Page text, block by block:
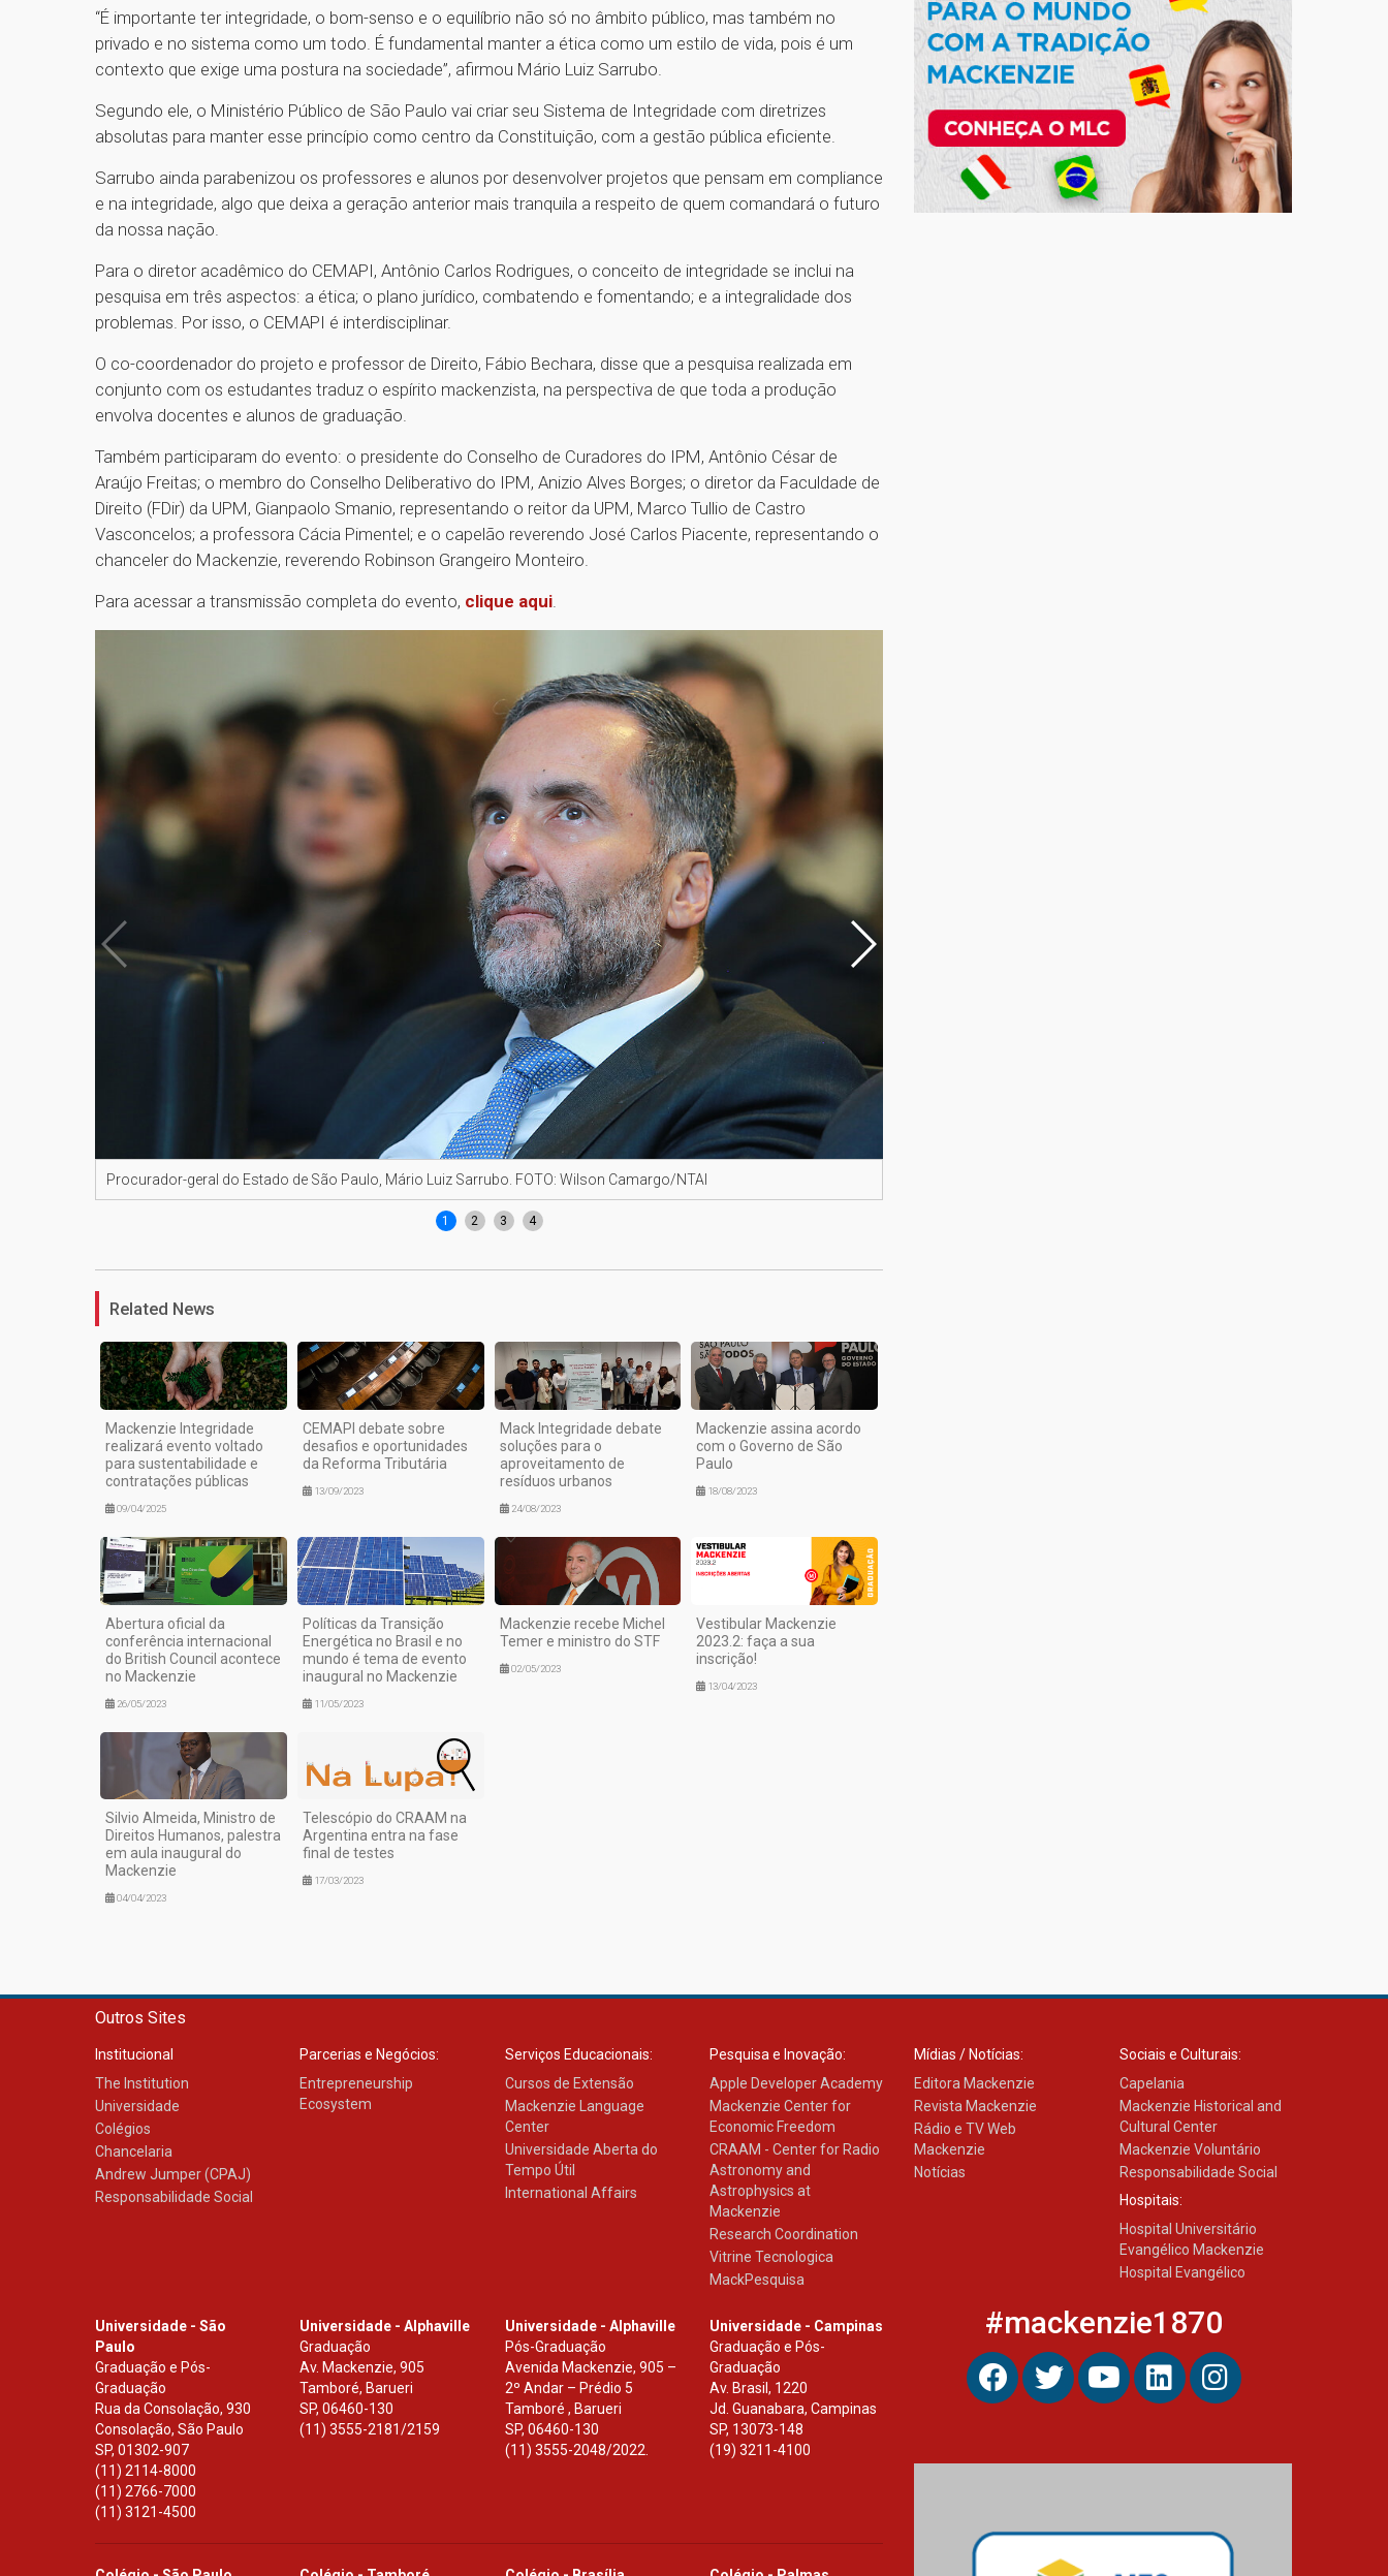
“É importante ter integridade, o bom-senso e o equilíbrio não só no âmbito público, mas também no
privado e no sistema como um todo. É fundamental manter a ética como um estilo de vida, pois é um
contexto que exige uma postura na sociedade”, afirmou Mário Luiz Sarrubo.
Segundo ele, o Ministério Público de São Paulo vai criar seu Sistema de Integridade com diretrizes
absolutas para manter esse princípio como centro da Constituição, com a gestão pública eficiente.
Sarrubo ainda parabenizou os professores e alunos por desenvolver projetos que pensam em compliance
e na integridade, algo que deixa a geração anterior mais tranquila a respeito de quem comandará o futuro
da nossa nação.
Para o diretor acadêmico do CEMAPI, Antônio Carlos Rodrigues, o conceito de integridade se inclui na
pesquisa em três aspectos: a ética; o plano jurídico, combatendo e fomentando; e a integralidade dos
problemas. Por isso, o CEMAPI é interdisciplinar.
O co-coordenador do projeto e professor de Direito, Fábio Bechara, disse que a pesquisa realizada em
conjunto com os estudantes traduz o espírito mackenzista, na perspectiva de que toda a produção
envolva docentes e alunos de graduação.
Também participaram do evento: o presidente do Conselho de Curadores do IPM, Antônio César de
Araújo Freitas; o membro do Conselho Deliberativo do IPM, Anizio Alves Borges; o diretor da Faculdade de
Direito (FDir) da UPM, Gianpaolo Smanio, representando o reitor da UPM, Marco Tullio de Castro
Vasconcelos; a professora Cácia Pimentel; e o capelão reverendo José Carlos Piacente, representando o
chanceler do Mackenzie, reverendo Robinson Grangeiro Monteiro.
Para acessar a transmissão completa do evento, clique aqui.
Procurador-geral do Estado de São Paulo, Mário Luiz Sarrubo. FOTO: Wilson Camargo/NTAI
1 2 3 4
Related News
Mackenzie Integridade
realizará evento voltado
para sustentabilidade e
contratações públicas
09/04/2025
CEMAPI debate sobre
desafios e oportunidades
da Reforma Tributária
13/09/2023
Mack Integridade debate
soluções para o
aproveitamento de
resíduos urbanos
24/08/2023
Mackenzie assina acordo
com o Governo de São
Paulo
18/08/2023
Abertura oficial da
conferência internacional
do British Council acontece
no Mackenzie
26/05/2023
Políticas da Transição
Energética no Brasil e no
mundo é tema de evento
inaugural no Mackenzie
11/05/2023
Mackenzie recebe Michel
Temer e ministro do STF
02/05/2023
Vestibular Mackenzie
2023.2: faça a sua
inscrição!
13/04/2023
Silvio Almeida, Ministro de
Direitos Humanos, palestra
em aula inaugural do
Mackenzie
04/04/2023
Telescópio do CRAAM na
Argentina entra na fase
final de testes
17/03/2023
Outros Sites
Institucional
The Institution
Universidade
Colégios
Chancelaria
Andrew Jumper (CPAJ)
Responsabilidade Social
Parcerias e Negócios:
Entrepreneurship
Ecosystem
Serviços Educacionais:
Cursos de Extensão
Mackenzie Language
Center
Universidade Aberta do
Tempo Útil
International Affairs
Pesquisa e Inovação:
Apple Developer Academy
Mackenzie Center for
Economic Freedom
CRAAM - Center for Radio
Astronomy and
Astrophysics at
Mackenzie
Research Coordination
Vitrine Tecnologica
MackPesquisa
Mídias / Notícias:
Editora Mackenzie
Revista Mackenzie
Rádio e TV Web
Mackenzie
Notícias
Sociais e Culturais:
Capelania
Mackenzie Historical and
Cultural Center
Mackenzie Voluntário
Responsabilidade Social
Hospitais:
Hospital Universitário
Evangélico Mackenzie
Hospital Evangélico
Universidade - São
Paulo
Graduação e Pós-
Graduação
Rua da Consolação, 930
Consolação, São Paulo
SP, 01302-907
(11) 2114-8000
(11) 2766-7000
(11) 3121-4500
Universidade - Alphaville
Graduação
Av. Mackenzie, 905
Tamboré, Barueri
SP,06460-130
(11) 3555-2181/2159
Universidade - Alphaville
Pós-Graduação
Avenida Mackenzie, 905 –
2º Andar – Prédio 5
Tamboré , Barueri
SP, 06460-130
(11) 3555-2048/2022.
Universidade - Campinas
Graduação e Pós-
Graduação
Av. Brasil, 1220
Jd. Guanabara, Campinas
SP, 13073-148
(19) 3211-4100
#mackenzie1870